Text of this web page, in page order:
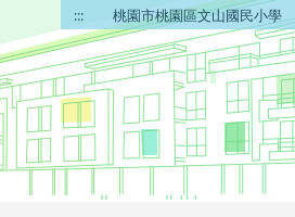
::: 桃園市桃園區文山國民小學